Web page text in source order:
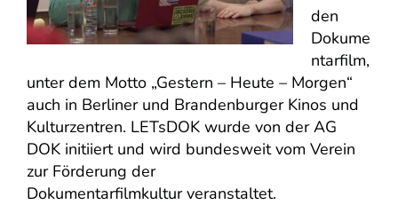
den
Dokume
ntarfilm,
unter dem Motto „Gestern – Heute – Morgen“
auch in Berliner und Brandenburger Kinos und
Kulturzentren. LETsDOK wurde von der AG
DOK initiiert und wird bundesweit vom Verein
zur Förderung der
Dokumentarfilmkultur veranstaltet.